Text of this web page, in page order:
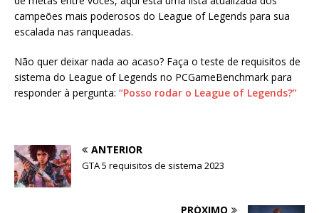
campeões mais poderosos do League of Legends para sua
escalada nas ranqueadas.
Não quer deixar nada ao acaso? Faça o teste de requisitos de
sistema do League of Legends no PCGameBenchmark para
responder à pergunta: “Posso rodar o League of Legends?”
ANTERIOR
GTA 5 requisitos de sistema 2023
PRÓXIMO